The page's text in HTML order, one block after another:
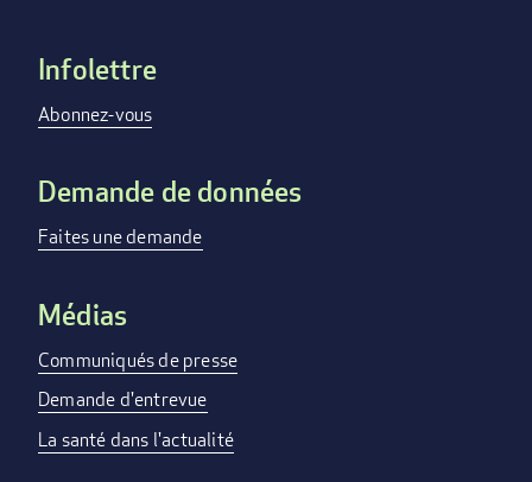
Footer
menu
Infolettre
Abonnez-vous
Demande de données
Faites une demande
Médias
Communiqués de presse
Demande d'entrevue
La santé dans l'actualité